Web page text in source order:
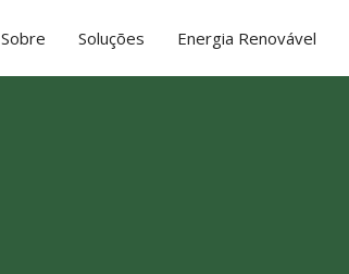
Sobre Soluções Energia Renovável